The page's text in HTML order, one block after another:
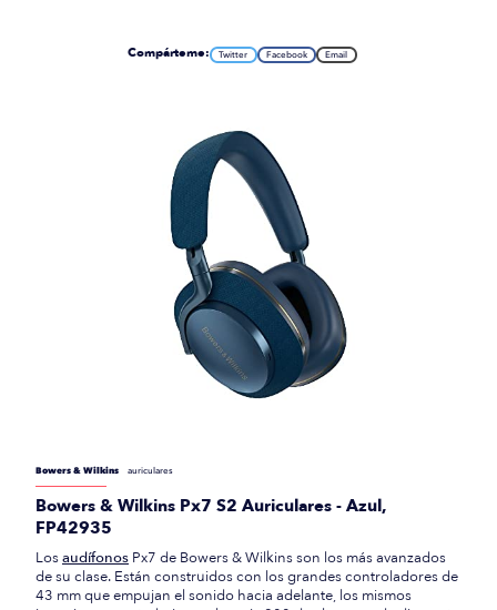
Compárteme: Twitter Facebook Email
Bowers & Wilkins auriculares
Bowers & Wilkins Px7 S2 Auriculares - Azul,
FP42935
Losaudífonos Px7 de Bowers & Wilkins son los más avanzados
de su clase. Están construidos con los grandes controladores de
43 mm que empujan el sonido hacia adelante, los mismos